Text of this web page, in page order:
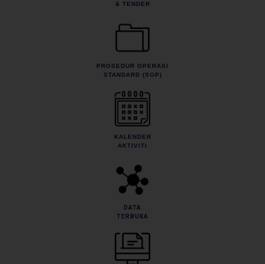
& TENDER
PROSEDUR OPERASI
STANDARD (SOP)
KALENDER
AKTIVITI
DATA
TERBUKA